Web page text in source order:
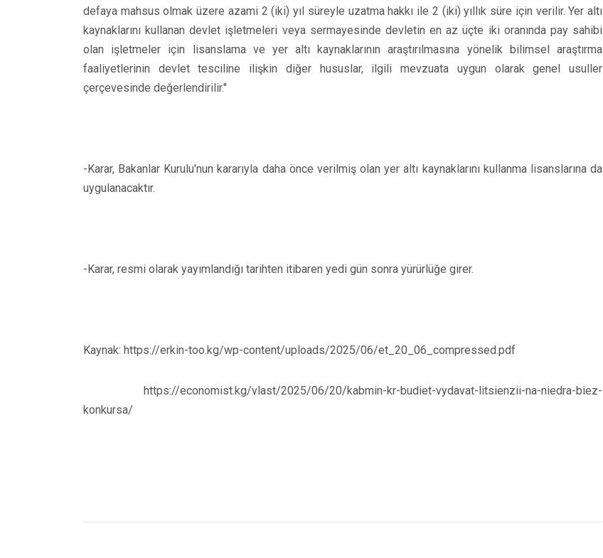
defaya mahsus olmak üzere azami 2 (iki) yıl süreyle uzatma hakkı ile 2 (iki) yıllık süre için verilir. Yer altı
kaynaklarını kullanan devlet işletmeleri veya sermayesinde devletin en az üçte iki oranında pay sahibi
olan işletmeler için lisanslama ve yer altı kaynaklarının araştırılmasına yönelik bilimsel araştırma
faaliyetlerinin devlet tesciline ilişkin diğer hususlar, ilgili mevzuata uygun olarak genel usuller
çerçevesinde değerlendirilir."
-Karar, Bakanlar Kurulu'nun kararıyla daha önce verilmiş olan yer altı kaynaklarını kullanma lisanslarına da
uygulanacaktır.
-Karar, resmi olarak yayımlandığı tarihten itibaren yedi gün sonra yürürlüğe girer.
Kaynak: https://erkin-too.kg/wp-content/uploads/2025/06/et_20_06_compressed.pdf
https://economist.kg/vlast/2025/06/20/kabmin-kr-budiet-vydavat-litsienzii-na-niedra-biez-
konkursa/